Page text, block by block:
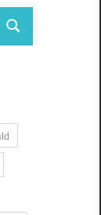
Suchen